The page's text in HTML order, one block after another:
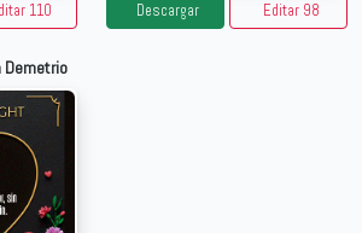
110 Descargar Editar 98
Demetrio